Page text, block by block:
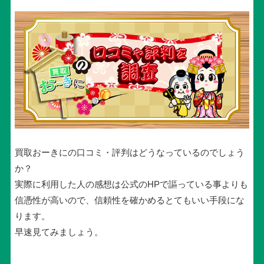
買取おーきにの口コミ・評判はどうなっているのでしょう
か？
実際に利用した人の感想は公式のHPで謳っている事よりも
信憑性が高いので、信頼性を確かめるとてもいい手段にな
ります。
早速見てみましょう。